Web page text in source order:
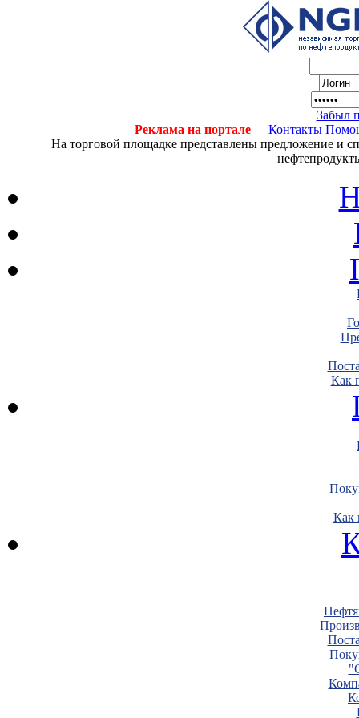
Забыл
Реклама на портале
Контакты
На торговой площадке представлены предложение и
Как
Как